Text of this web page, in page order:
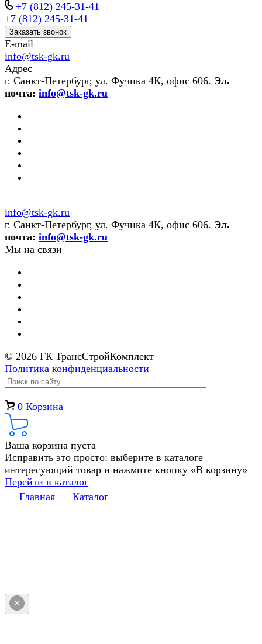
+7 (812) 245-31-41
+7 (812) 245-31-41
Заказать звонок
E-mail
info@tsk-gk.ru
Адрес
г. Санкт-Петербург, ул. Фучика 4К, офис 606. Эл.
почта: info@tsk-gk.ru
info@tsk-gk.ru
г. Санкт-Петербург, ул. Фучика 4К, офис 606. Эл.
почта: info@tsk-gk.ru
Мы на связи
© 2026 ГК ТрансСтройКомплект
Политика конфиденциальности
0 Корзина
Ваша корзина пуста
Исправить это просто: выберите в каталоге
интересующий товар и нажмите кнопку «В корзину»
Перейти в каталог
Главная
Каталог